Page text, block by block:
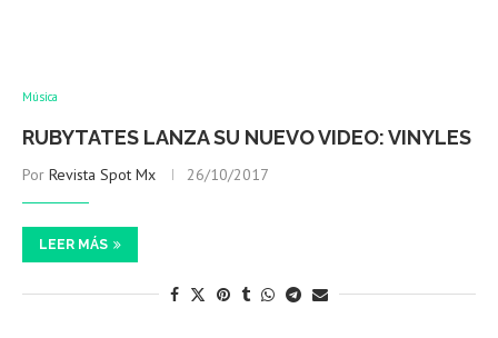
Música
RUBYTATES LANZA SU NUEVO VIDEO: VINYLES
Por Revista Spot Mx 26/10/2017
LEER MÁS